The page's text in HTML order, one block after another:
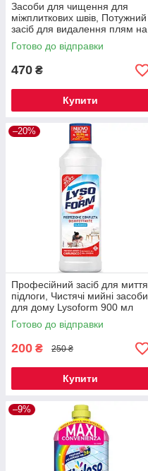
Засоби для чищення для
міжплиткових швів, Потужний
засіб для видалення плям на
швах плитки HG 500 мл
Готово до відправки
470 ₴
Купити
–20%
Професійний засіб для миття
підлоги, Чистячі мийні засоби
для дому Lysoform 900 мл
Готово до відправки
200 ₴ 250 ₴
Купити
–9%